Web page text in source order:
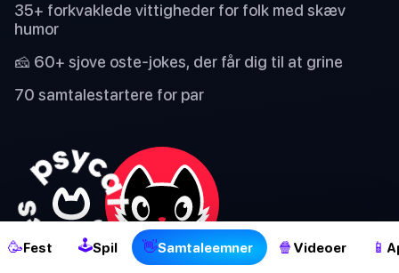
2
🥳Fest 🕹Spil 👋Samtaleemner 🍿 Videoer 📱
35+ forkvaklede vittigheder for folk med skæv
humor
🧀 60+ sjove oste-jokes, der får dig til at grine
70 samtalestartere for par